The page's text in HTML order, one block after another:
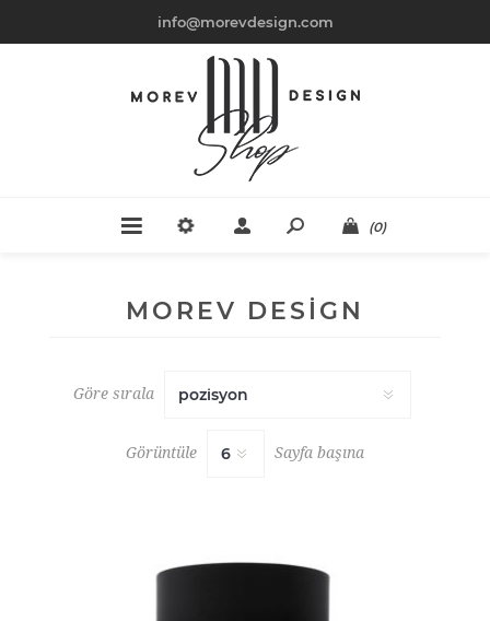
info@morevdesign.com
(0)
MOREV DESIGN
Göre sırala
Görüntüle Sayfa başına